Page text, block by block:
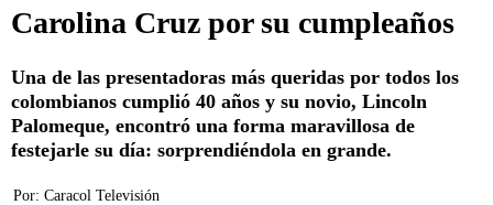
Carolina Cruz por su cumpleaños
Una de las presentadoras más queridas por todos los
colombianos cumplió 40 años y su novio, Lincoln
Palomeque, encontró una forma maravillosa de
festejarle su día: sorprendiéndola en grande.
Por: Caracol Televisión